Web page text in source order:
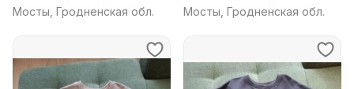
Мосты, Гродненская обл.
Мосты, Гродненская обл.